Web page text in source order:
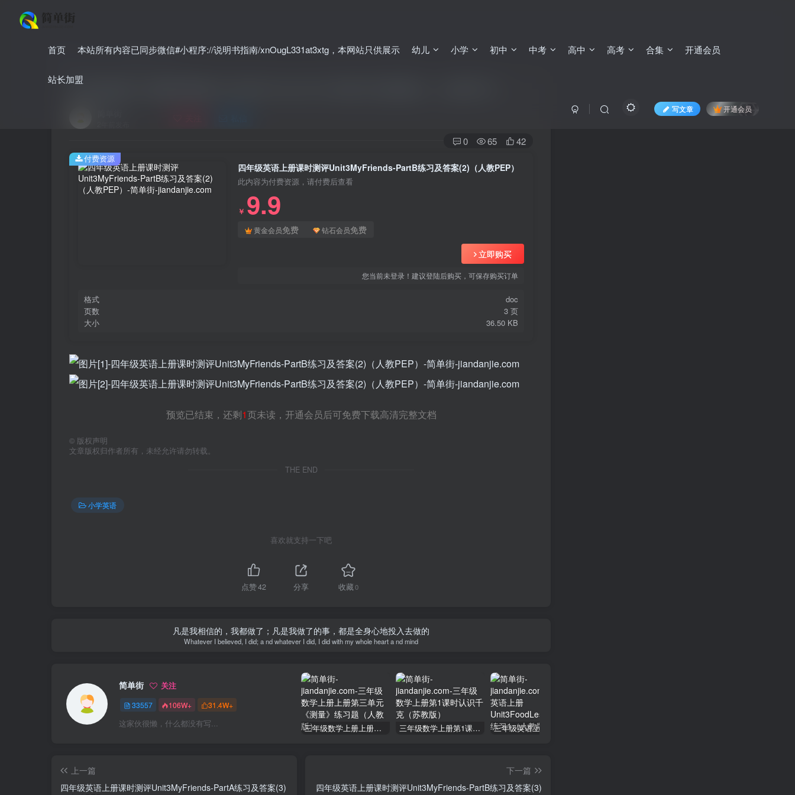
首页 本站所有内容已同步微信#小程序://说明书指南/xnOugL331at3xtg，本网站只供展示 幼儿 小学 初中 中考 高中 高考 合集 开通会员
站长加盟
写文章 开通会员
首页 小学 小学英语 正文
四年级英语上册课时测评Unit3MyFriends-PartB练习及答案(2)（人教PEP）
0 65 42
四年级英语上册课时测评Unit3MyFriends-PartB练习及答案(2)（人教PEP）
此内容为付费资源，请付费后查看
￥ 9.9
黄金会员免费 钻石会员免费
立即购买
您当前未登录！建议登陆后购买，可保存购买订单
格式
doc
页数
3 页
大小
36.50 KB
付费资源
预览已结束，还剩1页未读，开通会员后可免费下载高清完整文档
© 版权声明
文章版权归作者所有，未经允许请勿转载。
THE END
小学英语
喜欢就支持一下吧
点赞42 分享 收藏0
凡是我相信的，我都做了；凡是我做了的事，都是全身心地投入去做的
Whatever I believed, I did; a nd whatever I did, I did with my whole heart a nd mind
简单街 关注
33557 106W+ 31.4W+
这家伙很懒，什么都没有写... 三年级数学上册上册第三单元《测量》练习题（人教版） 三年级数学上册第1课时认识千克（苏教版）
上一篇
四年级英语上册课时测评Unit3MyFriends-PartA练习及答案(3)
下一篇
四年级英语上册课时测评Unit3MyFriends-PartB练习及答案(3)